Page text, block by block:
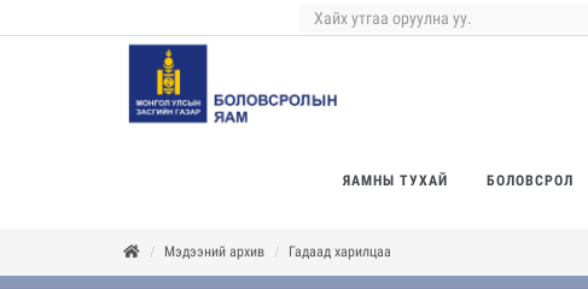
ЯАМНЫ ТУХАЙ БОЛОВСРОЛ
Мэдээний архив Гадаад харилцаа